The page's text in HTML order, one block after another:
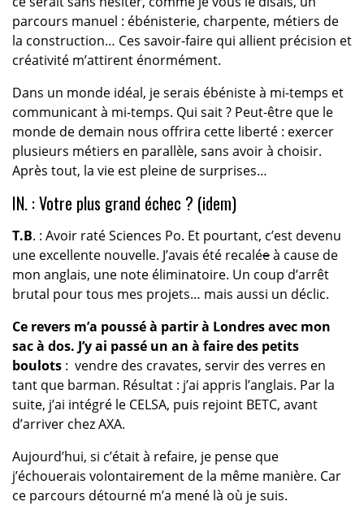
parcours manuel : ébénisterie, charpente, métiers de
la construction… Ces savoir-faire qui allient précision et
créativité m’attirent énormément.
Dans un monde idéal, je serais ébéniste à mi-temps et
communicant à mi-temps. Qui sait ? Peut-être que le
monde de demain nous offrira cette liberté : exercer
plusieurs métiers en parallèle, sans avoir à choisir.
Après tout, la vie est pleine de surprises…
IN. : Votre plus grand échec ? (idem)
T.B. : Avoir raté Sciences Po. Et pourtant, c’est devenu
une excellente nouvelle. J’avais été recaléeà cause de
mon anglais, une note éliminatoire. Un coup d’arrêt
brutal pour tous mes projets… mais aussi un déclic.
Ce revers m’a poussé à partir à Londres avec mon
sac à dos. J’y ai passé un an à faire des petits
boulots : vendre des cravates, servir des verres en
tant que barman. Résultat : j’ai appris l’anglais. Par la
suite, j’ai intégré le CELSA, puis rejoint BETC, avant
d’arriver chez AXA.
Aujourd’hui, si c’était à refaire, je pense que
j’échouerais volontairement de la même manière. Car
ce parcours détourné m’a mené là où je suis.